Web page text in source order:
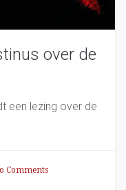
over de
een lezing over de
Comments